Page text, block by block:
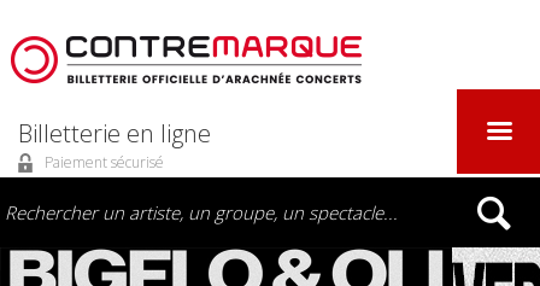
Billetterie en ligne
Paiement sécurisé